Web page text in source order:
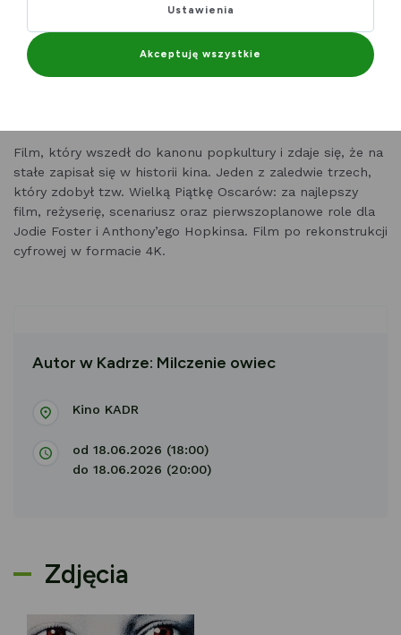
Kultury Zagłębia w Dąbrowie Górniczej
Film, który wszedł do kanonu popkultury i zdaje się, że na
stałe zapisał się w historii kina. Jeden z zaledwie trzech,
który zdobył tzw. Wielką Piątkę Oscarów: za najlepszy
film, reżyserię, scenariusz oraz pierwszoplanowe role dla
Jodie Foster i Anthony’ego Hopkinsa. Film po rekonstrukcji
cyfrowej w formacie 4K.
Autor w Kadrze: Milczenie owiec
Kino KADR
od 18.06.2026 (18:00)
do 18.06.2026 (20:00)
Zdjęcia
Ustawienia
Akceptuję wszystkie